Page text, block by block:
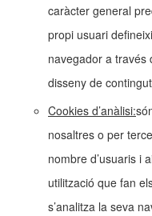
caràcter general
propi usuari
navegador a través
disseny de
Cookies d’anàlisi:
nosaltres o per
nombre d’usuaris i
utilització que fan
s’analitza la seva